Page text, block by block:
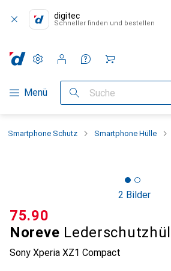
digitec
Schneller finden und bestellen
Navigation nach Kategorien
Menü Suche
Einstellungen
Kundenkonto
Vergleichslisten
Merklisten
Warenkorb
Smartphone Schutz Smartphone Hülle
2 Bilder
Noreve
Sony Xperia XZ1 Compact
CHF
75.90